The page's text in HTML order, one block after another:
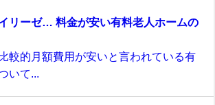
リーゼ… 料金が安い有料老人ホームの
較的月額費用が安いと言われている有
いて...